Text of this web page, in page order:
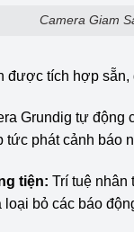
Camera Giam
tích hợp
Grundig tự động
tức phát cảnh
tiện: Trí tuệ nhân
bỏ các báo